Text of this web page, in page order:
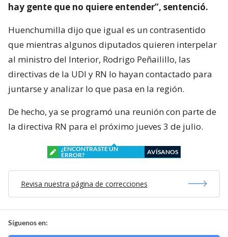
hay gente que no quiere entender”, sentenció.
Huenchumilla dijo que igual es un contrasentido
que mientras algunos diputados quieren interpelar
al ministro del Interior, Rodrigo Peñailillo, las
directivas de la UDI y RN lo hayan contactado para
juntarse y analizar lo que pasa en la región.
De hecho, ya se programó una reunión con parte de
la directiva RN para el próximo jueves 3 de julio.
¿ENCONTRASTE UN
ERROR?
AVÍSANOS
Revisa nuestra página de correcciones
Síguenos en: